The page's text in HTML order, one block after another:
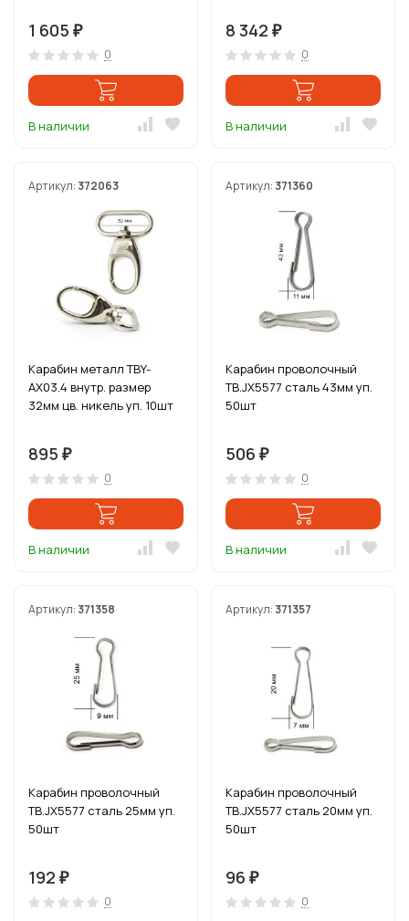
1 605 ₽
0
В наличии
8 342 ₽
0
В наличии
Артикул: 372063
Карабин металл TBY-
AX03.4 внутр. размер
32мм цв. никель уп. 10шт
895 ₽
0
В наличии
Артикул: 371360
Карабин проволочный
ТВ.JX5577 сталь 43мм уп.
50шт
506 ₽
0
В наличии
Артикул: 371358
Карабин проволочный
ТВ.JX5577 сталь 25мм уп.
50шт
192 ₽
0
Артикул: 371357
Карабин проволочный
ТВ.JX5577 сталь 20мм уп.
50шт
96 ₽
0